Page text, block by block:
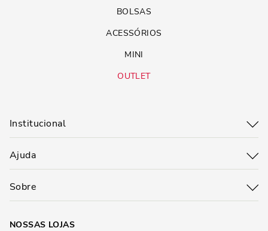
BOLSAS
ACESSÓRIOS
MINI
OUTLET
Institucional
Ajuda
Sobre
NOSSAS LOJAS